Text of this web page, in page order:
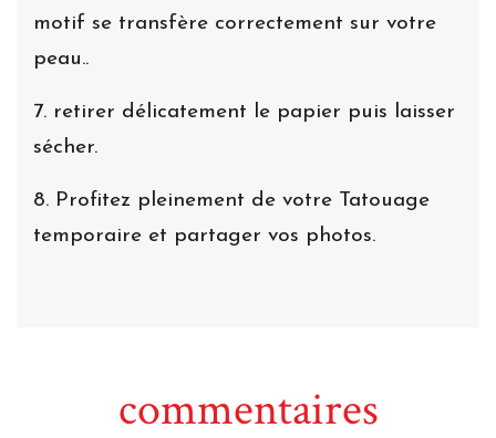
motif se transfère correctement sur votre
peau..
7. retirer délicatement le papier puis laisser
sécher.
8. Profitez pleinement de votre Tatouage
temporaire et partager vos photos.
commentaires